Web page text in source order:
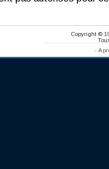
Copyright ©
- A